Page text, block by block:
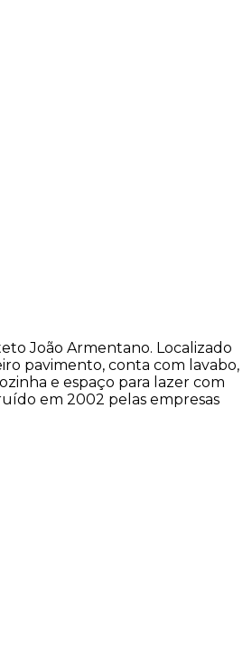
João Armentano. Localizado
pavimento, conta com lavabo,
e espaço para lazer com
em 2002 pelas empresas